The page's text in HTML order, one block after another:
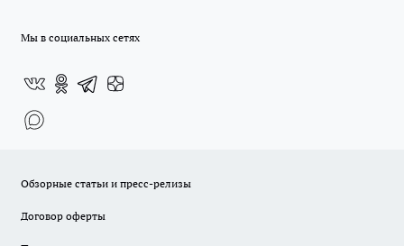
Мы в социальных сетях
Обзорные статьи и пресс-релизы
Договор оферты